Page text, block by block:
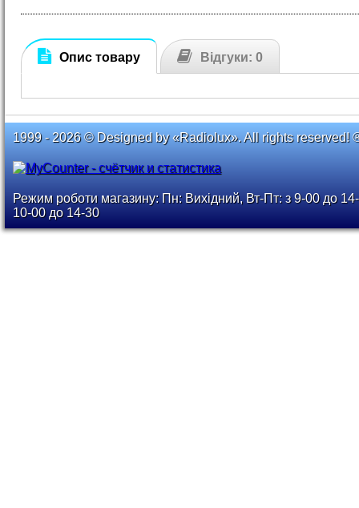
Опис товару Відгуки: 0
1999 - 2026 © Designed by «Radiolux». All rights reserved!
Режим роботи магазину: Пн: Вихідний, Вт-Пт: з 9-00 до
10-00 до 14-30